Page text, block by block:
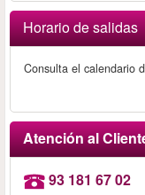
Horario de salidas
Consulta el calendario
Atención al
93 181 67 02